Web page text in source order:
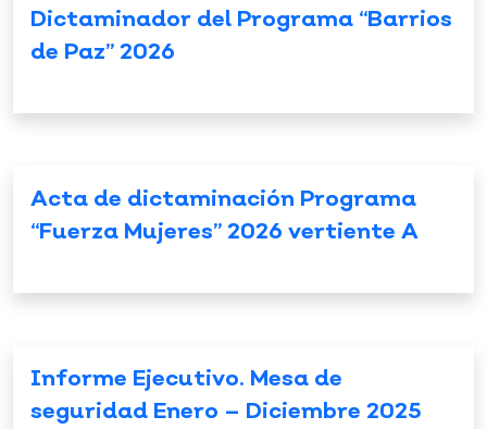
Dictaminador del Programa “Barrios
de Paz” 2026
Acta de dictaminación Programa
“Fuerza Mujeres” 2026 vertiente A
Informe Ejecutivo. Mesa de
seguridad Enero – Diciembre 2025